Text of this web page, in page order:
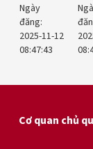
Ngày
đăng:
2025-11-12
08:47:43
Cơ quan chủ